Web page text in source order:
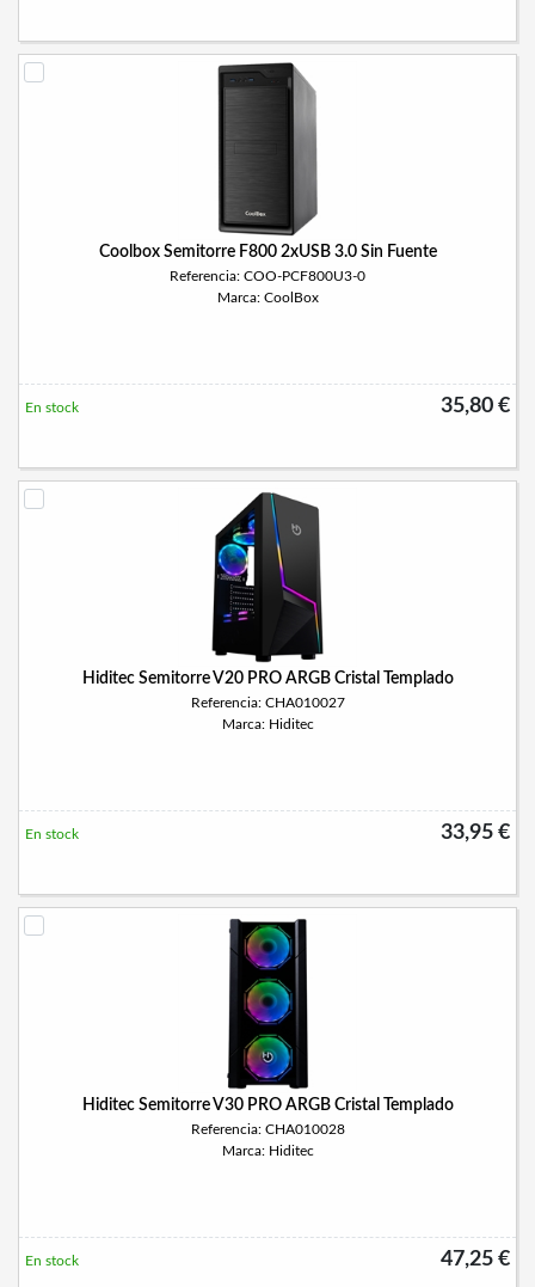
Coolbox Semitorre F800 2xUSB 3.0 Sin Fuente
Referencia: COO-PCF800U3-0
Marca: CoolBox
35,80 €
En stock
Hiditec Semitorre V20 PRO ARGB Cristal Templado
Referencia: CHA010027
Marca: Hiditec
33,95 €
En stock
Hiditec Semitorre V30 PRO ARGB Cristal Templado
Referencia: CHA010028
Marca: Hiditec
47,25 €
En stock